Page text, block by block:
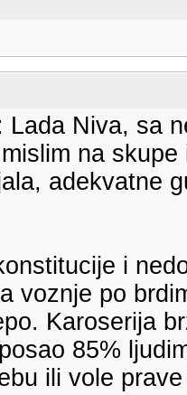
Lada Niva, sa
na
adekvatne
i
voznje po
Karoserija
85%
ili vole